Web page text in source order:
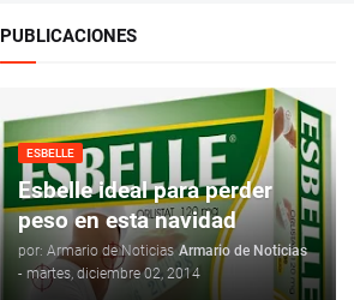
PUBLICACIONES
ESBELLE
Esbelle ideal para perder
peso en esta navidad
por: Armario de Noticias Armario de Noticias
- martes, diciembre 02, 2014